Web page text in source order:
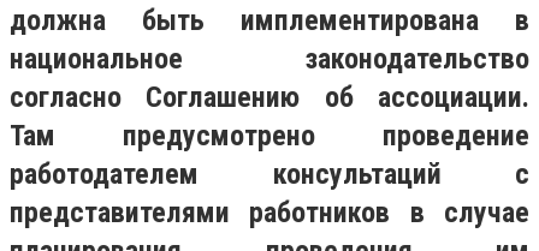
должна быть имплементирована в
национальное законодательство
согласно Соглашению об ассоциации.
Там предусмотрено проведение
работодателем консультаций с
представителями работников в случае